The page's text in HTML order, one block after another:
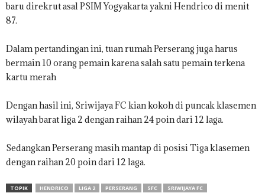
baru direkrut asal PSIM Yogyakarta yakni Hendrico di menit
87.
Dalam pertandingan ini, tuan rumah Perserang juga harus
bermain 10 orang pemain karena salah satu pemain terkena
kartu merah
Dengan hasil ini, Sriwijaya FC kian kokoh di puncak klasemen
wilayah barat liga 2 dengan raihan 24 poin dari 12 laga.
Sedangkan Perserang masih mantap di posisi Tiga klasemen
dengan raihan 20 poin dari 12 laga.
TOPIK HENDRICO LIGA 2 PERSERANG SFC SRIWIJAYA FC